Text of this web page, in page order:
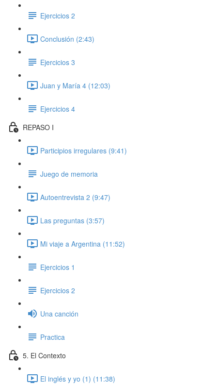
Ejercicios 2
Conclusión (2:43)
Ejercicios 3
Juan y María 4 (12:03)
Ejercicios 4
REPASO I
Participios irregulares (9:41)
Juego de memoria
Autoentrevista 2 (9:47)
Las preguntas (3:57)
Mi viaje a Argentina (11:52)
Ejercicios 1
Ejercicios 2
Una canción
Practica
5. El Contexto
El inglés y yo (1) (11:38)